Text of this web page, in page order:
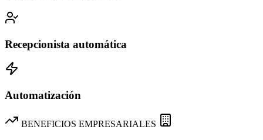
Recepcionista automática
Automatización
BENEFICIOS EMPRESARIALES